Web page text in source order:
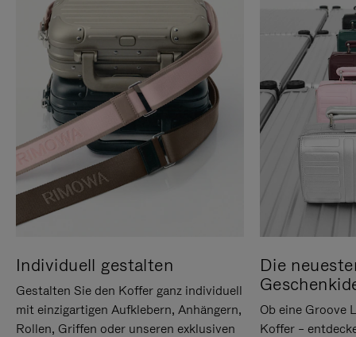
Individuell gestalten
Gestalten Sie den Koffer ganz individuell
mit einzigartigen Aufklebern, Anhängern,
Rollen, Griffen oder unseren exklusiven
Die
Ob eine Groove
Koffer –